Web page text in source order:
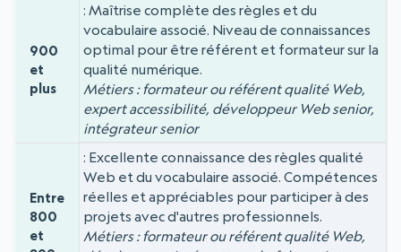
Niveau
900
et
plus
Maîtrise complète des règles et du
vocabulaire associé. Niveau de connaissances
optimal pour être référent et formateur sur la
qualité numérique.
Métiers : formateur ou référent qualité Web,
expert accessibilité, développeur Web senior,
intégrateur senior
Entre
800
et
Excellente connaissance des règles qualité
Web et du vocabulaire associé. Compétences
réelles et appréciables pour participer à des
projets avec d'autres professionnels.
Métiers : formateur ou référent qualité Web,